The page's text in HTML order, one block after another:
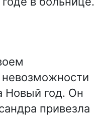
невозможности
Новый год. Он
привезла